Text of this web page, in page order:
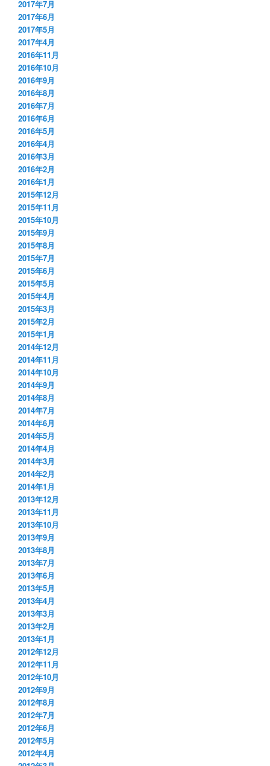
2017年7月
2017年6月
2017年5月
2017年4月
2016年11月
2016年10月
2016年9月
2016年8月
2016年7月
2016年6月
2016年5月
2016年4月
2016年3月
2016年2月
2016年1月
2015年12月
2015年11月
2015年10月
2015年9月
2015年8月
2015年7月
2015年6月
2015年5月
2015年4月
2015年3月
2015年2月
2015年1月
2014年12月
2014年11月
2014年10月
2014年9月
2014年8月
2014年7月
2014年6月
2014年5月
2014年4月
2014年3月
2014年2月
2014年1月
2013年12月
2013年11月
2013年10月
2013年9月
2013年8月
2013年7月
2013年6月
2013年5月
2013年4月
2013年3月
2013年2月
2013年1月
2012年12月
2012年11月
2012年10月
2012年9月
2012年8月
2012年7月
2012年6月
2012年5月
2012年4月